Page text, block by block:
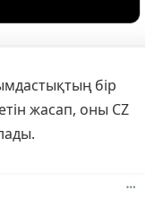
бір
жасап, оны CZ